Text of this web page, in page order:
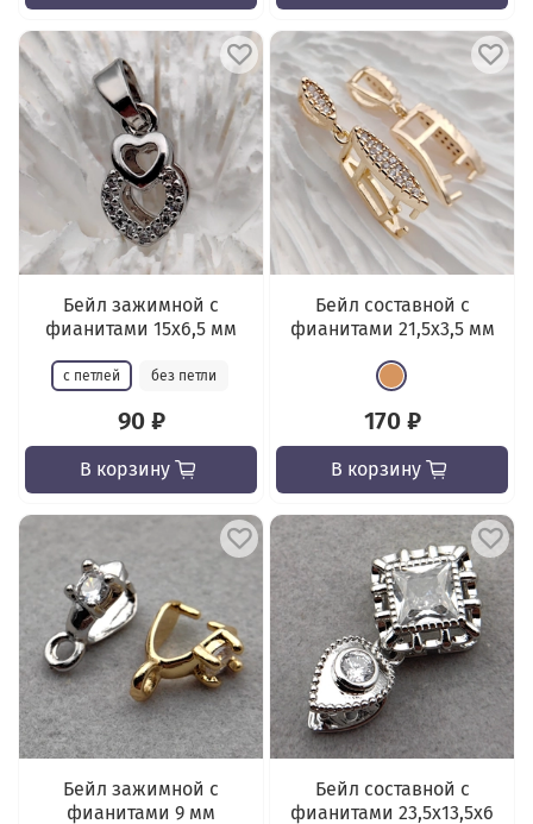
Бейл зажимной с
фианитами 15x6,5 мм
с петлей без петли
90 ₽
В корзину
Бейл составной с
фианитами 21,5х3,5 мм
170 ₽
В корзину
Бейл зажимной с
фианитами 9 мм
Бейл составной с
фианитами 23,5x13,5x6